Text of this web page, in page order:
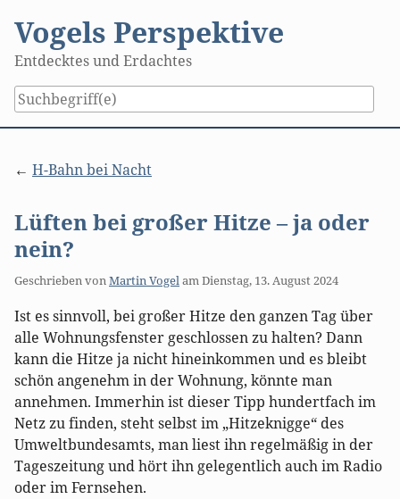
content
Vogels Perspektive
Entdecktes und Erdachtes
H-Bahn bei Nacht
Lüften bei großer Hitze – ja oder
nein?
Geschrieben vonMartin VogelamDienstag, 13. August 2024
Ist es sinnvoll, bei großer Hitze den ganzen Tag über
alle Wohnungsfenster geschlossen zu halten? Dann
kann die Hitze ja nicht hineinkommen und es bleibt
schön angenehm in der Wohnung, könnte man
annehmen. Immerhin ist dieser Tipp hundertfach im
Netz zu finden, steht selbst im „Hitzeknigge“ des
Umweltbundesamts, man liest ihn regelmäßig in der
Tageszeitung und hört ihn gelegentlich auch im Radio
oder im Fernsehen.